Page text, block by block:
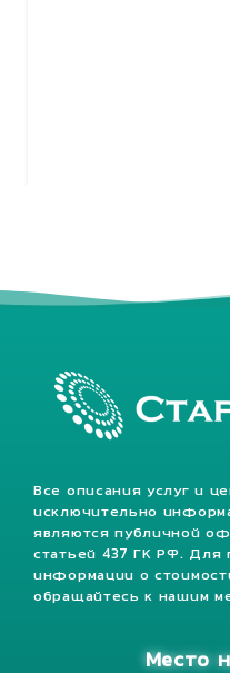
Все описания услуг и
исключительно
являются публичной
статьей 437 ГК РФ. Для
информации о
обращайтесь к нашим
Место